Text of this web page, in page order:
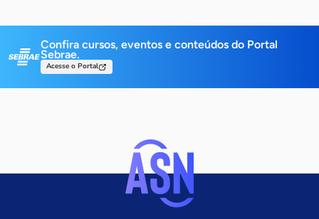
Confira cursos, eventos e conteúdos do Portal
Sebrae.
Acesse o Portal